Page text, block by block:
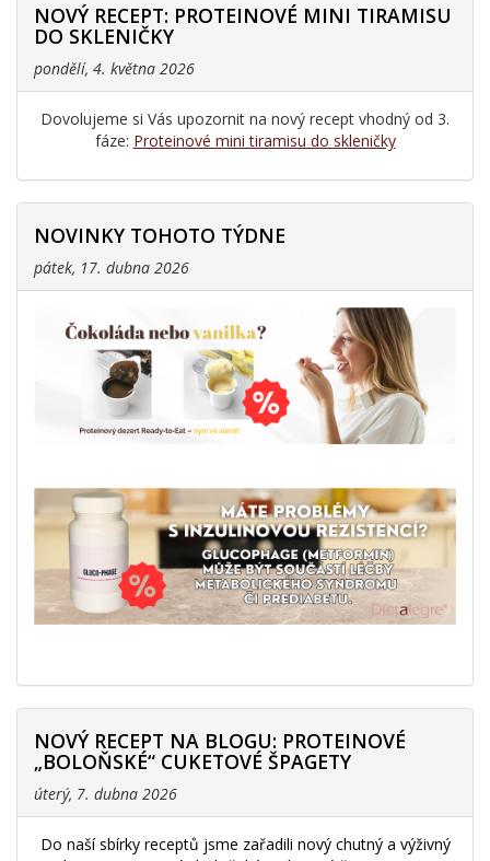
NOVÝ RECEPT: PROTEINOVÉ MINI TIRAMISU
DO SKLENIČKY
pondělí, 4. května 2026
Dovolujeme si Vás upozornit na nový recept vhodný od 3.
fáze: Proteinové mini tiramisu do skleničky
NOVINKY TOHOTO TÝDNE
pátek, 17. dubna 2026
NOVÝ RECEPT NA BLOGU: PROTEINOVÉ
„BOLOŇSKÉ“ CUKETOVÉ ŠPAGETY
úterý, 7. dubna 2026
Do naší sbírky receptů jsme zařadili nový chutný a výživný